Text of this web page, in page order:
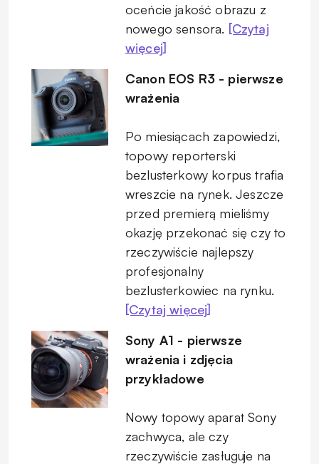
oceńcie jakość obrazu z
nowego sensora. [Czytaj
więcej]
Canon EOS R3 - pierwsze
wrażenia
Po miesiącach zapowiedzi,
topowy reporterski
bezlusterkowy korpus trafia
wreszcie na rynek. Jeszcze
przed premierą mieliśmy
okazję przekonać się czy to
rzeczywiście najlepszy
profesjonalny
bezlusterkowiec na rynku.
[Czytaj więcej]
Sony A1 - pierwsze
wrażenia i zdjęcia
przykładowe
Nowy topowy aparat Sony
zachwyca, ale czy
rzeczywiście zasługuje na